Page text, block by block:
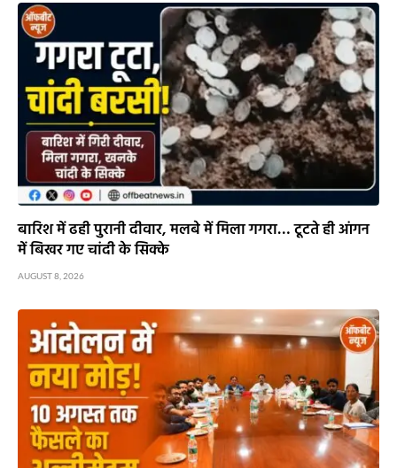
बारिश में ढही पुरानी दीवार, मलबे में मिला गगरा… टूटते ही आंगन
में बिखर गए चांदी के सिक्के
AUGUST 8, 2026